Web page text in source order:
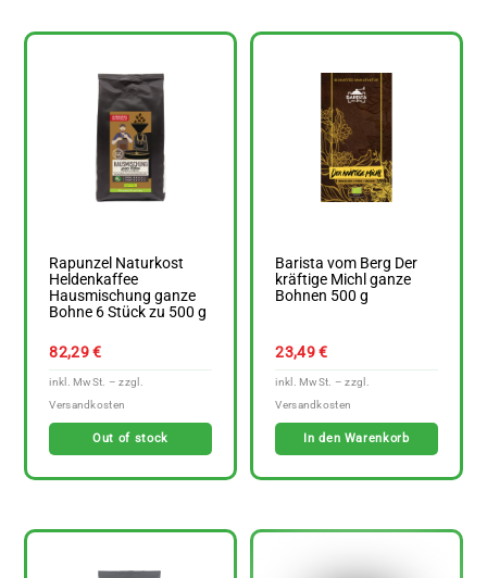
Rapunzel Naturkost
Heldenkaffee
Hausmischung ganze
Bohne 6 Stück zu 500 g
82,29€
Out of stock
Barista vom Berg Der
kräftige Michl ganze
Bohnen 500 g
23,49€
In den Warenkorb